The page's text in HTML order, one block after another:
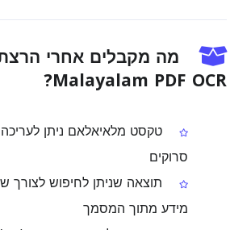
מה מקבלים אחרי
Malayalam PDF OCR?
סרוקים
תוצאה שניתן לחיפוש לצורך
מידע מתוך המסמך